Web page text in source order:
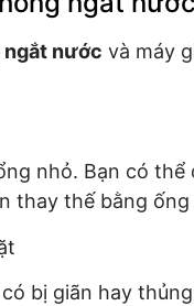
ngắt nước và máy
nhỏ. Bạn có thể
thay thế bằng ống
bị giãn hay